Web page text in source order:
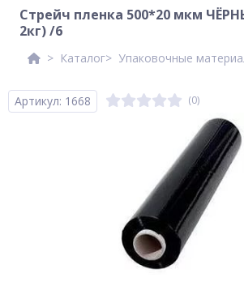
Стрейч пленка 500*20 мкм
2кг) /6
Каталог Упаковочные
Артикул: 1668 (0)